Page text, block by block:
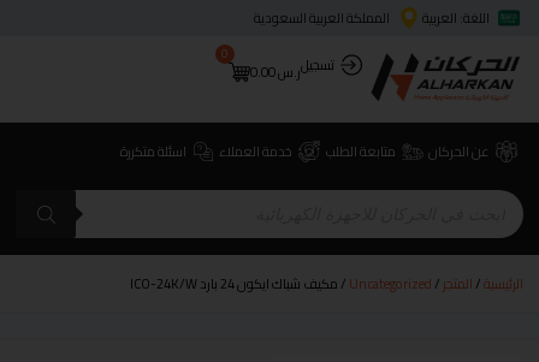
اللغة: العربية
المملكة العربية السعودية
تسجيلر.س0.00
0
عن الحركان متابعة الطلب خدمة العملاء اسئلة متكررة
الرئيسية/المتجر/
Uncategorized/ مكيف شباك ايكون 24 بارد ICO-24K/W